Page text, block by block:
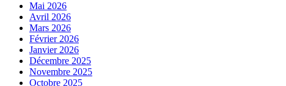
Mai 2026
Avril 2026
Mars 2026
Février 2026
Janvier 2026
Décembre 2025
Novembre 2025
Octobre 2025